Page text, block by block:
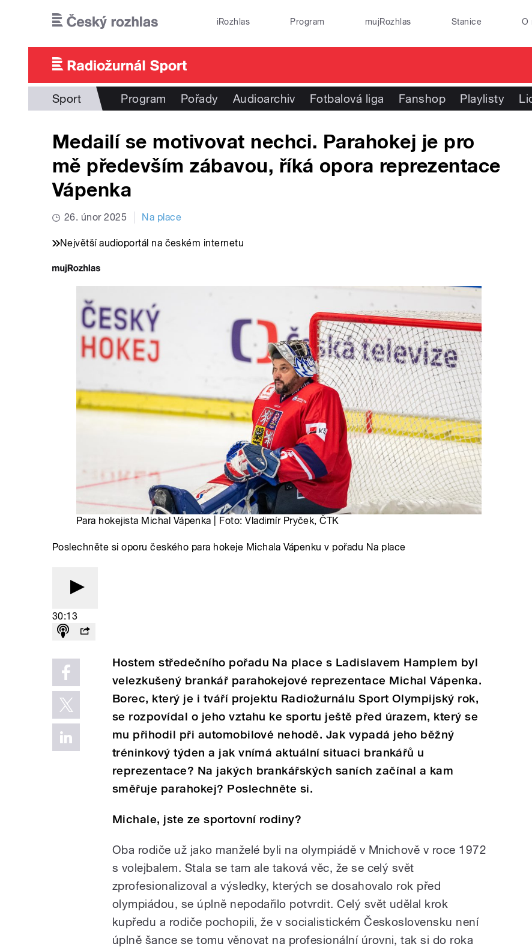
iRozhlas Program mujRozhlas Stanice O
Sport Program Pořady Audioarchiv Fotbalová liga Fanshop Playlisty
Medailí se motivovat nechci. Parahokej je pro
mě především zábavou, říká opora reprezentace
Vápenka
26. únor 2025 Na place
Největší audioportál na českém internetu
Para hokejista Michal Vápenka | Foto: Vladimír Pryček, ČTK
Poslechněte si oporu českého para hokeje Michala Vápenku v pořadu Na place
30:13
Hostem středečního pořadu Na place s Ladislavem Hamplem byl
velezkušený brankář parahokejové reprezentace Michal Vápenka.
Borec, který je i tváří projektu Radiožurnálu Sport Olympijský rok,
se rozpovídal o jeho vztahu ke sportu ještě před úrazem, který se
mu přihodil při automobilové nehodě. Jak vypadá jeho běžný
tréninkový týden a jak vnímá aktuální situaci brankářů u
reprezentace? Na jakých brankářských saních začínal a kam
směřuje parahokej? Poslechněte si.
Michale, jste ze sportovní rodiny?
Oba rodiče už jako manželé byli na olympiádě v Mnichově v roce 1972
s volejbalem. Stala se tam ale taková věc, že se celý svět
zprofesionalizoval a výsledky, kterých se dosahovalo rok před
olympiádou, se úplně nepodařilo potvrdit. Celý svět udělal krok
kupředu a rodiče pochopili, že v socialistickém Československu není
úplně šance se tomu věnovat na profesionální úrovni, tak si do roka